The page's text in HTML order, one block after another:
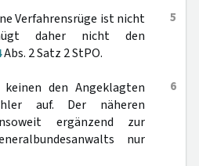
5
Verfahrensrüge ist nicht
daher nicht den
Abs. 2 Satz 2 StPO.
6
den Angeklagten
auf. Der näheren
ergänzend zur
nur